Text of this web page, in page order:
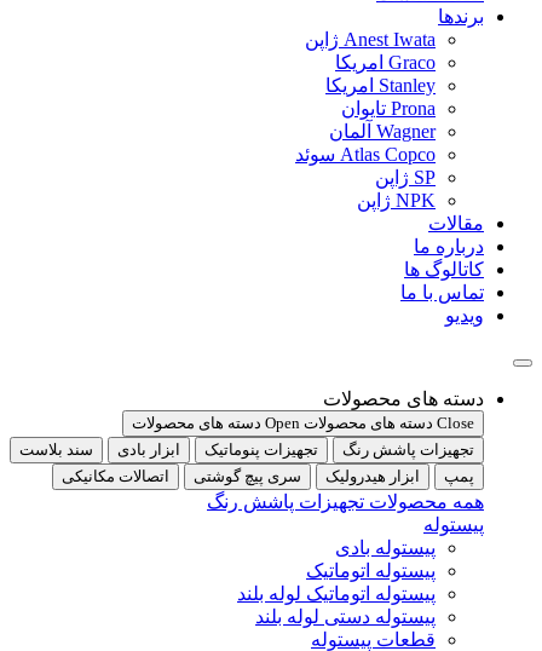
برندها
Anest Iwata ژاپن
Graco امریکا
Stanley امریکا
Prona تایوان
Wagner آلمان
Atlas Copco سوئد
SP ژاپن
NPK ژاپن
مقالات
درباره ما
کاتالوگ ها
تماس با ما
ویدیو
دسته های محصولات
Close دسته های محصولات
Open دسته های محصولات
تجهیزات پاشش رنگ
تجهیزات پنوماتیک ابزار بادی
سند بلاست
پمپ
ابزار هیدرولیک سری پیچ گوشتی اتصالات مکانیکی
همه محصولات تجهیزات پاشش رنگ
پیستوله
پیستوله بادی
پیستوله اتوماتیک
پیستوله اتوماتیک لوله بلند
پیستوله دستی لوله بلند
قطعات پیستوله